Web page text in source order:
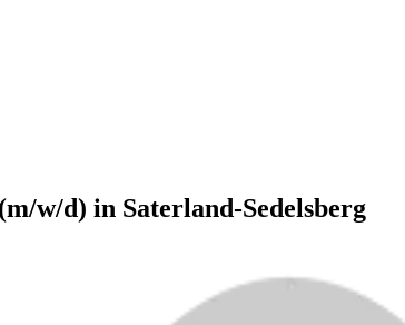
w/d) in Saterland-Sedelsberg